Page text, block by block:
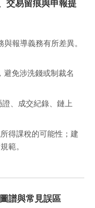
交易留痕與申報提
報導義務有所差異。
避免涉洗錢或制裁名
證、成交紀錄、鏈上
得課稅的可能性；建
範。
譜與常見誤區